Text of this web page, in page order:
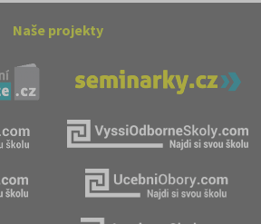
Naše projekty